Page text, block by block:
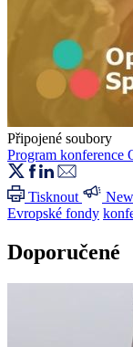
Připojené soubory
Program konference
Tisknout
Evropské fondy
Doporučené